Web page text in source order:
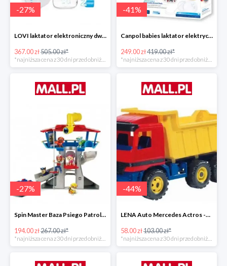
-27%
LOVI laktator elektroniczny dwufazowy Prolactis -27%
367.00 zł505.00 zł*
-41%
Canpol babies laktator elektryczny EASY NATURAL -40%
249.00 zł419.00 zł*
-27%
Spin Master Baza Psiego Patrolu -27%
194.00 zł267.00 zł*
*najniższa cena z 30 dni przed obniżką
-44%
LENA Auto Mercedes Actros -43%
58.00 zł103.00 zł*
*najniższa cena z 30 dni przed obniżką